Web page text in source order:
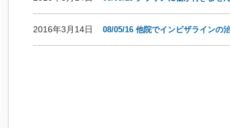
2016年3月14日 08/05/16 他院でインビザラインの